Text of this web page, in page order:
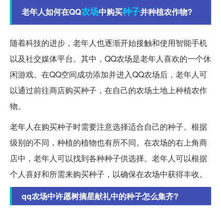
老年人如何在QQ农场中购买种子并种植农作物?
随着科技的进步，老年人也逐渐开始接触和使用智能手机
以及社交媒体平台。其中，QQ农场是老年人喜欢的一个休
闲游戏。在QQ空间成功添加并进入QQ农场后，老年人可
以通过前往商店购买种子，在自己的农场土地上种植农作
物。
老年人在购买种子时需要注意选择适合自己的种子。根据
级别的不同，种植的植物也有所不同。在农场的右上角商
店中，老年人可以找到各种种子供选择。老年人可以根据
个人喜好和所需来购买种子，以确保在农场中获得丰收。
qq农场中许愿树摘星献礼中的种子怎么集齐?